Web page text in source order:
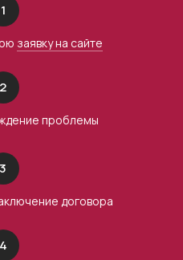
1
заявку на сайте
2
проблемы
3
договора
4